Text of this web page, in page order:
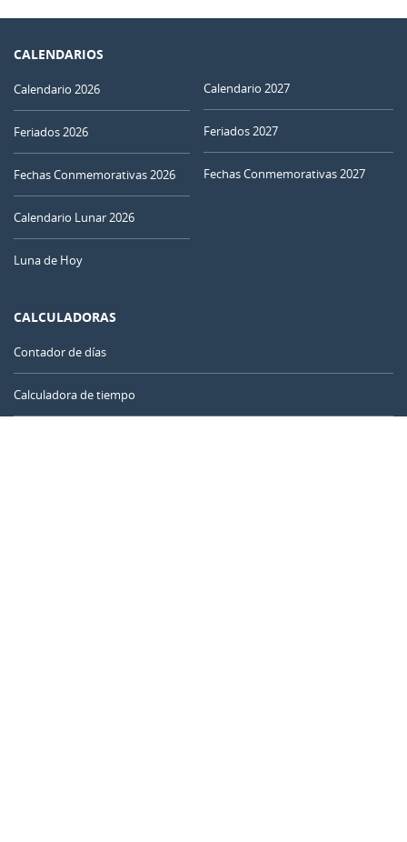
CALENDARIOS
Calendario 2026
Feriados 2026
Fechas Conmemorativas 2026
Calendario Lunar 2026
Luna de Hoy
Calendario 2027
Feriados 2027
Fechas Conmemorativas 2027
CALCULADORAS
Contador de días
Calculadora de tiempo